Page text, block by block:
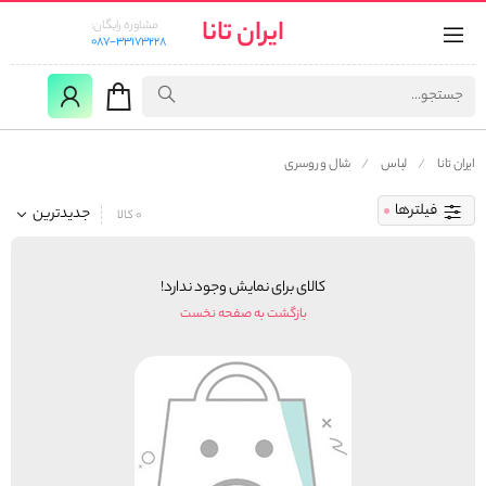
ایران تانا
مشاوره رایگان:
087-33173228
ایران تانا لباس شال و روسری
فیلترها جدیدترین 0 کالا
کالای برای نمایش وجود ندارد!
بازگشت به صفحه نخست